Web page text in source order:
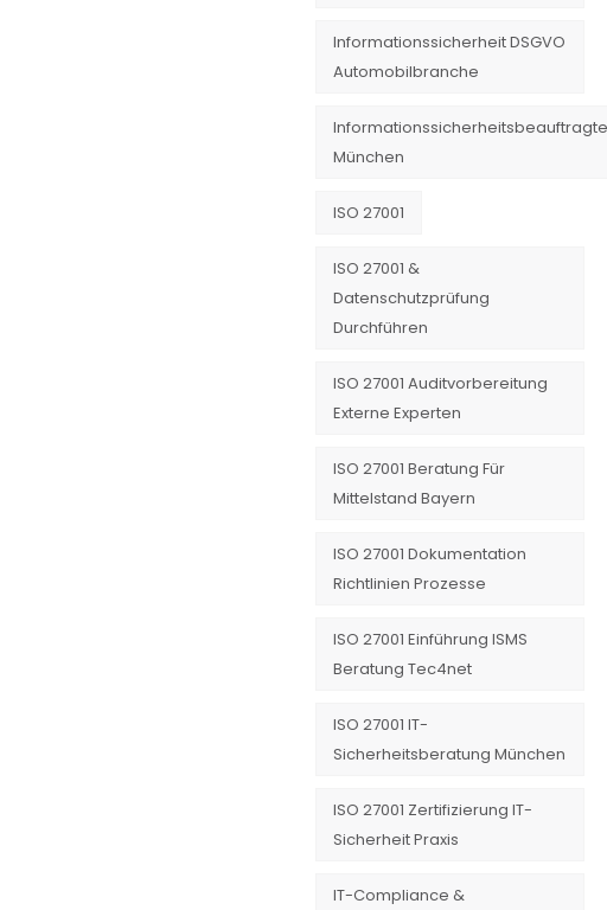
Informationssicherheit DSGVO
Automobilbranche
München
ISO 27001
ISO 27001 &
Datenschutzprüfung
Durchführen
ISO 27001 Auditvorbereitung
Externe Experten
ISO 27001 Beratung Für
Mittelstand Bayern
ISO 27001 Dokumentation
Richtlinien Prozesse
ISO 27001 Einführung ISMS
Beratung Tec4net
ISO 27001 IT-
Sicherheitsberatung München
ISO 27001 Zertifizierung IT-
Sicherheit Praxis
IT-Compliance &